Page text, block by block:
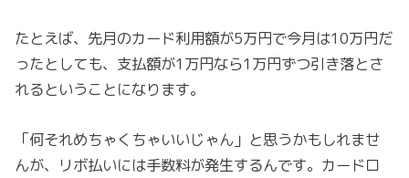
たとえば、先月のカード利用額が5万円で今月は10万円だ
ったとしても、支払額が1万円なら1万円ずつ引き落とさ
れるということになります。
「何それめちゃくちゃいいじゃん」と思うかもしれませ
んが、リボ払いには手数料が発生するんです。カードロ